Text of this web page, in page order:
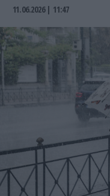
11.06.2026 | 11:47